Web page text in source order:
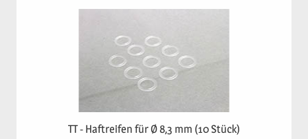
TT - Haftreifen für Ø 8,3 mm (10 Stück)